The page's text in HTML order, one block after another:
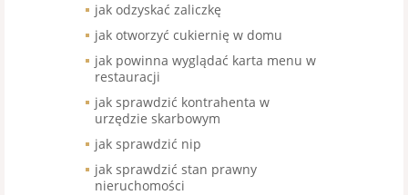
jak odzyskać zaliczkę
jak otworzyć cukiernię w domu
jak powinna wyglądać karta menu w
restauracji
jak sprawdzić kontrahenta w
urzędzie skarbowym
jak sprawdzić nip
jak sprawdzić stan prawny
nieruchomości